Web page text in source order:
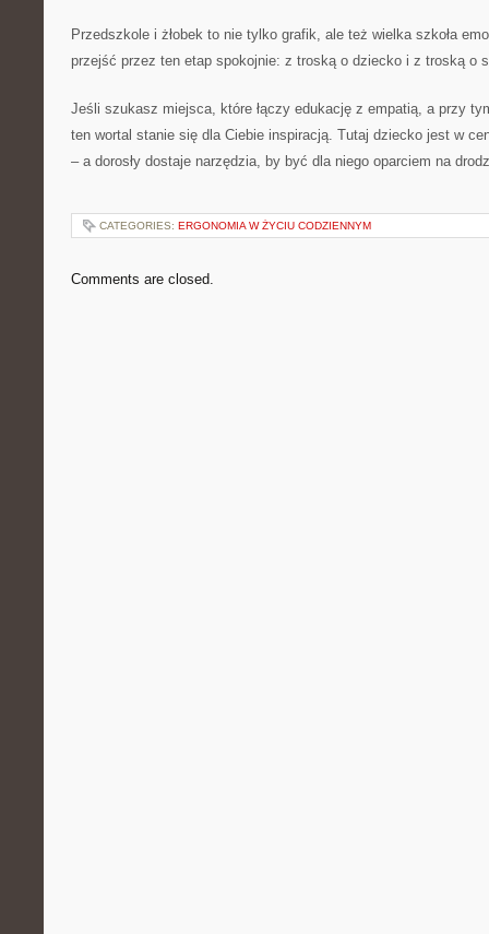
Przedszkole i żłobek to nie tylko grafik, ale też wielka szkoła
przejść przez ten etap spokojnie: z troską o dziecko i z troską o
Jeśli szukasz miejsca, które łączy edukację z empatią, a przy
ten wortal stanie się dla Ciebie inspiracją. Tutaj dziecko jest w
– a dorosły dostaje narzędzia, by być dla niego oparciem na
CATEGORIES: ERGONOMIA W ŻYCIU CODZIENNYM
Comments are closed.